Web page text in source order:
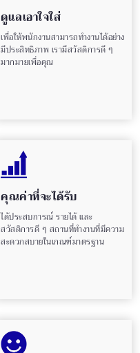
ดูแลเอาใจใส่
เพื่อให้พนักงานสามารถทำงานได้อย่าง
มีประสิทธิภาพ เรามีสวัสดิการดี ๆ
มากมายเพื่อคุณ
คุณค่าที่จะได้รับ
ได้ประสบการณ์ รายได้ และ
สวัสดิการดี ๆ สถานที่ทำงานที่มีความ
สะดวกสบายในเกณฑ์มาตรฐาน